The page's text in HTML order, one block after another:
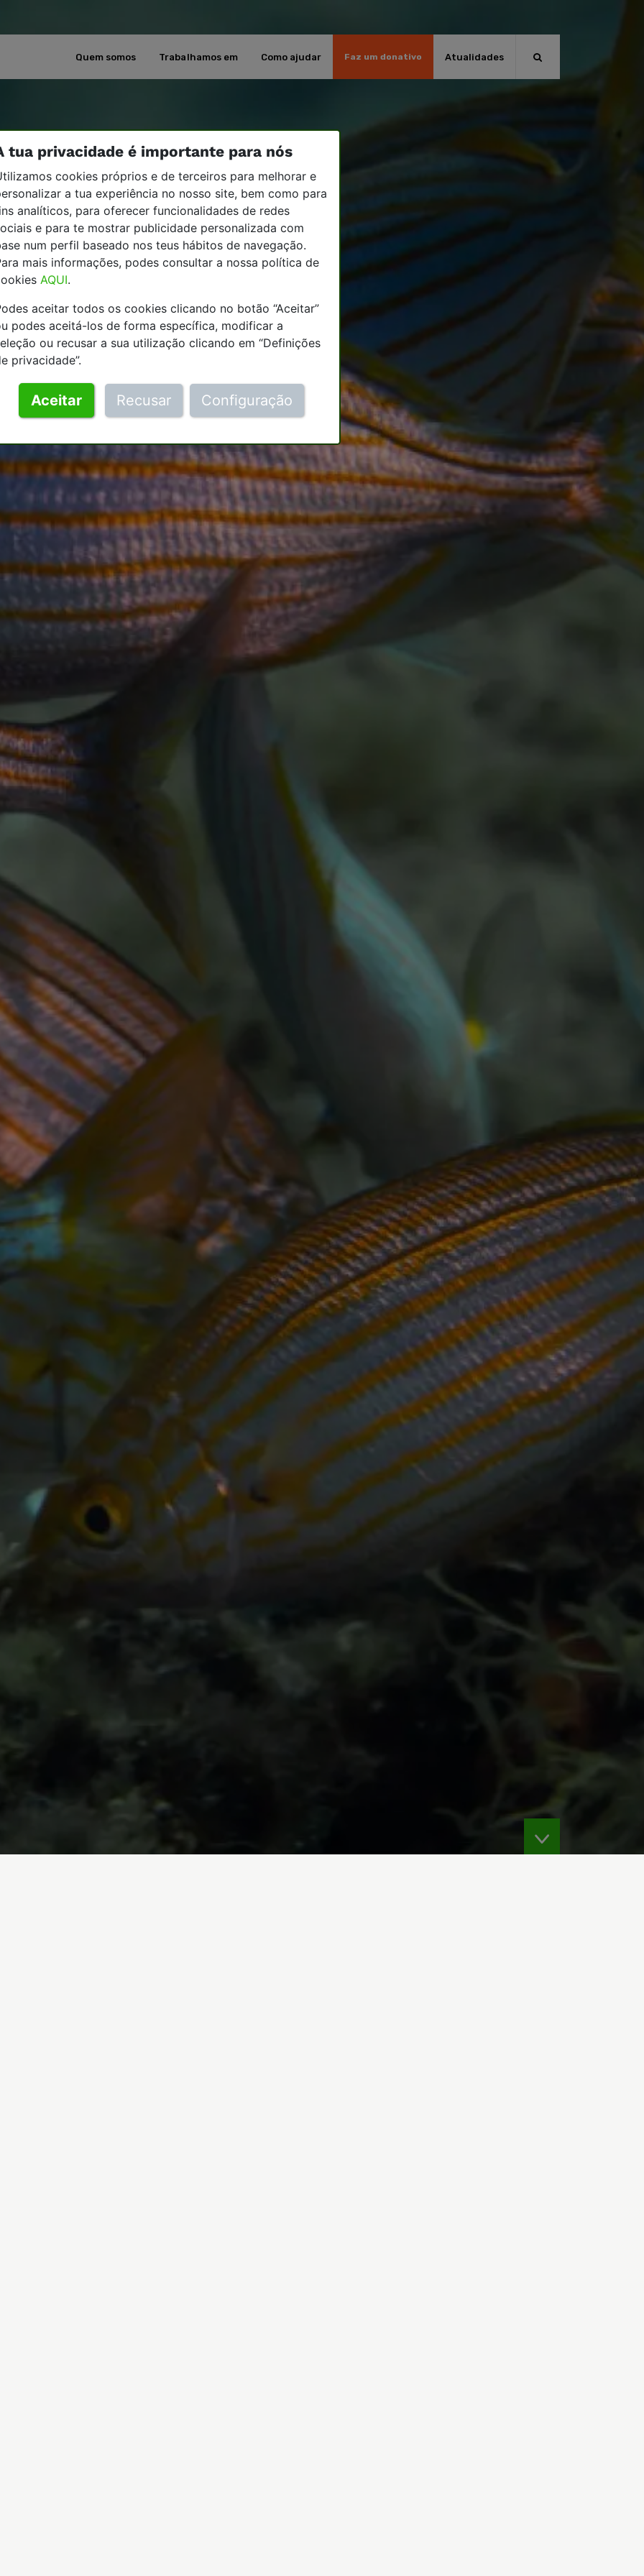
Quem somos Trabalhamos em Como ajudar Faz um donativo Atualidades
tua privacidade é importante para nós
cookies próprios e de terceiros para melhorar e
a tua experiência no nosso site, bem como para
analíticos, para oferecer funcionalidades de redes
e para te mostrar publicidade personalizada com
num perfil baseado nos teus hábitos de navegação.
mais informações, podes consultar a nossa política de
AQUI.
aceitar todos os cookies clicando no botão “Aceitar”
podes aceitá-los de forma específica, modificar a
ou recusar a sua utilização clicando em “Definições
privacidade”.
Aceitar Recusar Configuração